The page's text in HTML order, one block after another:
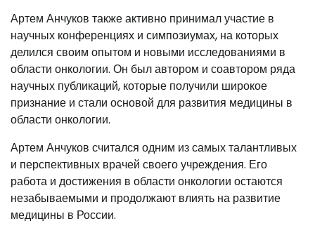
Артем Анчуков также активно принимал участие в
научных конференциях и симпозиумах, на которых
делился своим опытом и новыми исследованиями в
области онкологии. Он был автором и соавтором ряда
научных публикаций, которые получили широкое
признание и стали основой для развития медицины в
области онкологии.
Артем Анчуков считался одним из самых талантливых
и перспективных врачей своего учреждения. Его
работа и достижения в области онкологии остаются
незабываемыми и продолжают влиять на развитие
медицины в России.